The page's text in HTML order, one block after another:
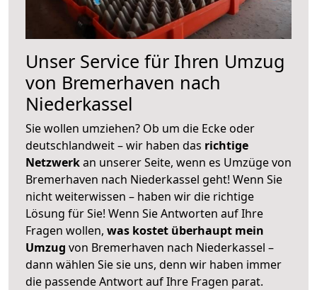
Unser Service für Ihren Umzug
von Bremerhaven nach
Niederkassel
Sie wollen umziehen? Ob um die Ecke oder
deutschlandweit – wir haben das richtige
Netzwerkan unserer Seite, wenn es Umzüge von
Bremerhaven nach Niederkassel geht! Wenn Sie
nicht weiterwissen – haben wir die richtige
Lösung für Sie! Wenn Sie Antworten auf Ihre
Fragen wollen, was kostet überhaupt mein
Umzug von Bremerhaven nach Niederkassel –
dann wählen Sie sie uns, denn wir haben immer
die passende Antwort auf Ihre Fragen parat.